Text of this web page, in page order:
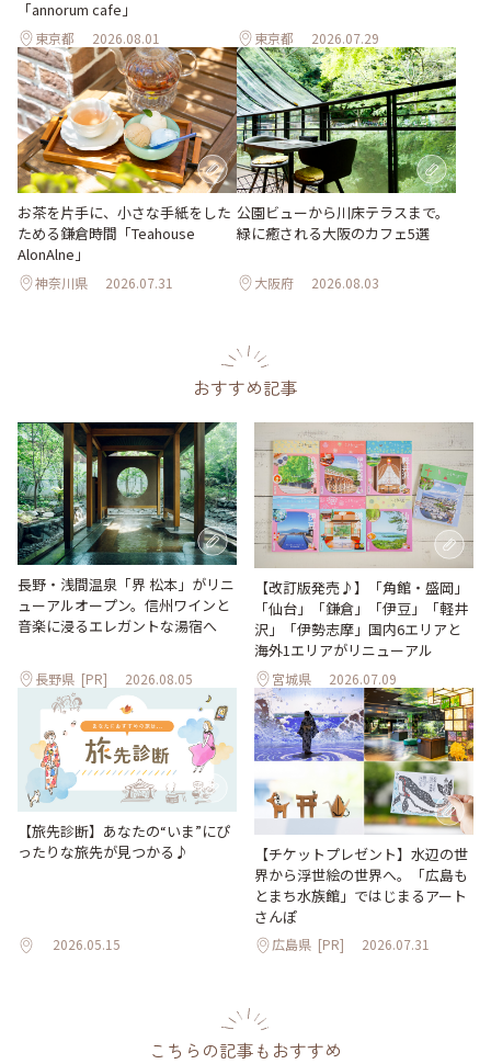
「annorum cafe」
東京都 2026.08.01 東京都 2026.07.29
お茶を片手に、小さな手紙をした
ためる鎌倉時間「Teahouse
AlonAlne」
神奈川県 2026.07.31
公園ビューから川床テラスまで。
緑に癒される大阪のカフェ5選
大阪府 2026.08.03
おすすめ記事
長野・浅間温泉「界 松本」がリニ
ューアルオープン。信州ワインと
音楽に浸るエレガントな湯宿へ
長野県 [PR] 2026.08.05
【改訂版発売♪】「角館・盛岡」
「仙台」「鎌倉」「伊豆」「軽井
沢」「伊勢志摩」国内6エリアと
海外1エリアがリニューアル
宮城県 2026.07.09
【旅先診断】あなたの“いま”にぴ
ったりな旅先が見つかる♪
2026.05.15
【チケットプレゼント】水辺の世
界から浮世絵の世界へ。「広島も
とまち水族館」ではじまるアート
さんぽ
広島県 [PR] 2026.07.31
こちらの記事もおすすめ